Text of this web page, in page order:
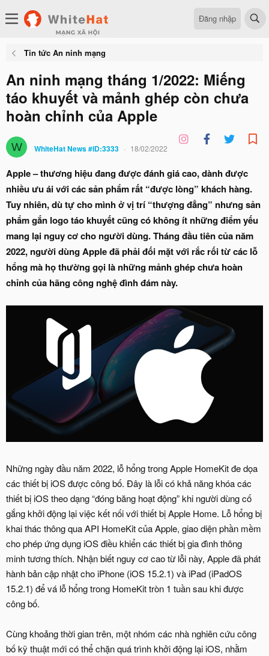
Đăng nhập
Tin tức An ninh mạng
An ninh mạng tháng 1/2022: Miếng
táo khuyết và mảnh ghép còn chưa
hoàn chỉnh của Apple
W WhiteHat News #ID:3333 18/02/2022
Apple – thương hiệu đang được đánh giá cao, dành được
nhiều ưu ái với các sản phẩm rất “được lòng” khách hàng.
Tuy nhiên, dù tự cho mình ở vị trí “thượng đẳng” nhưng sản
phẩm gắn logo táo khuyết cũng có không ít những điểm yếu
mang lại nguy cơ cho người dùng. Tháng đầu tiên của năm
2022, người dùng Apple đã phải đối mặt với rắc rối từ các lỗ
hổng mà họ thường gọi là những mảnh ghép chưa hoàn
chỉnh của hãng công nghệ đình đám này.
Những ngày đầu năm 2022, lỗ hổng trong Apple HomeKit đe dọa
các thiết bị iOS được công bố. Đây là lỗi có khả năng khóa các
thiết bị iOS theo dạng “đóng băng hoạt động” khi người dùng cố
gắng khởi động lại việc kết nối với thiết bị Apple Home. Lỗ hổng bị
khai thác thông qua API HomeKit của Apple, giao diện phần mềm
cho phép ứng dụng iOS điều khiển các thiết bị gia đình thông
minh tương thích. Nhận biết nguy cơ cao từ lỗi này, Apple đã phát
hành bản cập nhật cho iPhone (iOS 15.2.1) và iPad (iPadOS
15.2.1) để vá lỗ hổng trong HomeKit tròn 1 tuần sau khi được
công bố.
Cùng khoảng thời gian trên, một nhóm các nhà nghiên cứu công
bố kỹ thuật mới có thể chặn quá trình khởi động lại iOS, nhằm